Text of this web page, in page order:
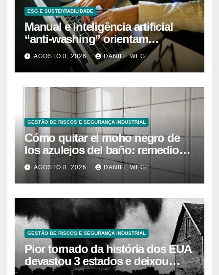
ESG E SUSTENTABILIDADE
Manual e inteligência artificial
“anti-washing” orientam
empresas
AGOSTO 8, 2026 DANIEL WEGE
GESTÃO DE RISCOS E SEGURANÇA INDUSTRIAL
Cómo quitar el moho negro de
los azulejos del baño: remedios
caseros efectivos
AGOSTO 8, 2026 DANIEL WEGE
GESTÃO DE RISCOS E SEGURANÇA INDUSTRIAL
Pior tornado da história dos EUA
devastou 3 estados e deixou